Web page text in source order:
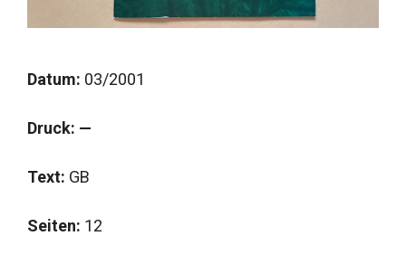
Datum: 03/2001
Druck: —
Text: GB
Seiten: 12